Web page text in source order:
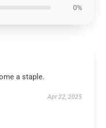
0%
a staple.
Apr 22, 2025